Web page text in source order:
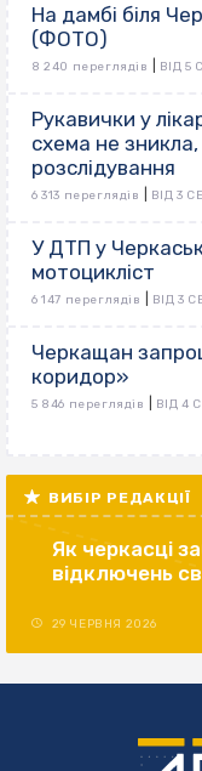
На дамбі біля
(ФОТО)
8 240 переглядів ВІД 5
Рукавички у
схема не
розслідування
6 313 переглядів ВІД 3
У ДТП у
мотоцикліст
6 147 переглядів ВІД 3
Черкащан
коридор»
5 846 переглядів ВІД 4
ВИБІР РЕДАКЦІЇ
Як черкасці
відключень
29 ЧЕРВНЯ 2026